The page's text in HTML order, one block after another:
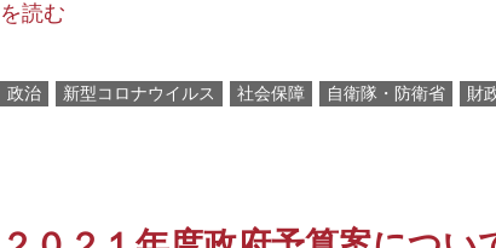
を読む
政治 新型コロナウイルス 社会保障 自衛隊・防衛省 財